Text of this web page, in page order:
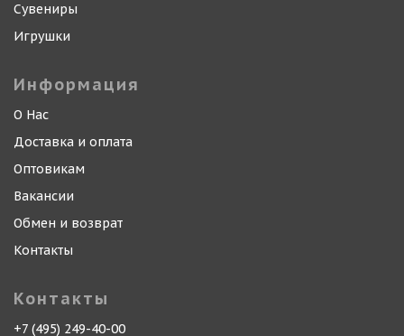
Сувениры
Игрушки
Информация
О Нас
Доставка и оплата
Оптовикам
Вакансии
Обмен и возврат
Контакты
Контакты
+7 (495) 249-40-00